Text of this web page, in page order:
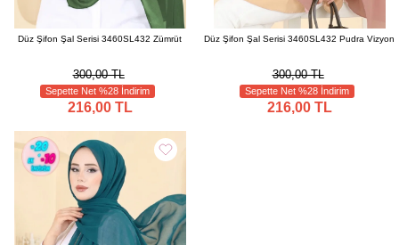
Düz Şifon Şal Serisi 3460SL432 Zümrüt
300,00 TL
Sepette Net %28 İndirim
216,00 TL
Düz Şifon Şal Serisi 3460SL432 Pudra Vizyon
300,00 TL
Sepette Net %28 İndirim
216,00 TL